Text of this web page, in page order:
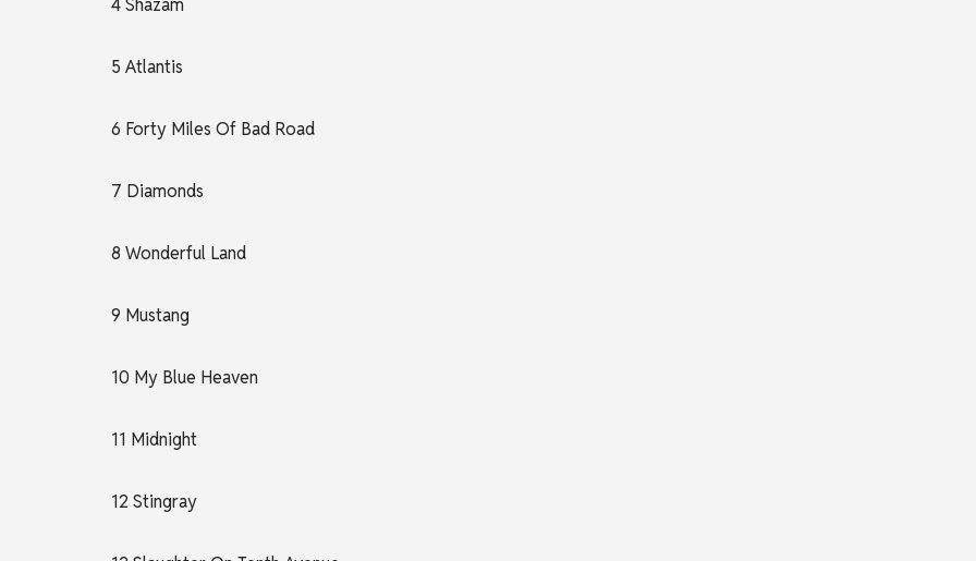
4 Shazam
5 Atlantis
6 Forty Miles Of Bad Road
7 Diamonds
8 Wonderful Land
9 Mustang
10 My Blue Heaven
11 Midnight
12 Stingray